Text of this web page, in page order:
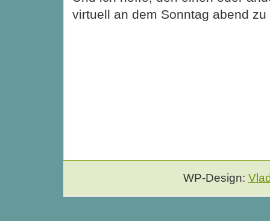
virtuell an dem Sonntag abend zu
WP-Design: